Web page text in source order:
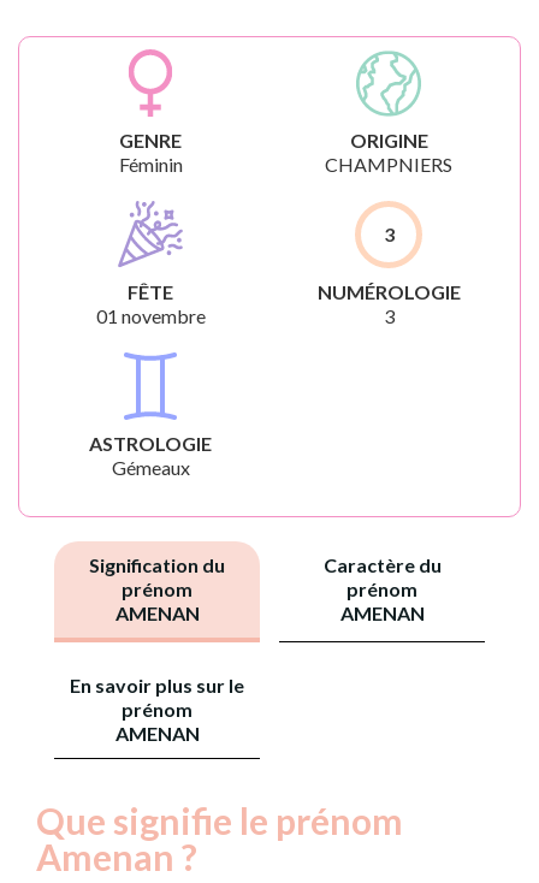
GENRE
Féminin
ORIGINE
CHAMPNIERS
FÊTE
01 novembre
3
NUMÉROLOGIE
3
ASTROLOGIE
Gémeaux
Signification du
prénom
AMENAN
Caractère du
prénom
AMENAN
En savoir plus sur le
prénom
AMENAN
Que signifie le prénom
Amenan ?